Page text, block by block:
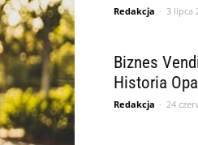
Redakcja - 3 lipca
Biznes
Historia
Redakcja - 24